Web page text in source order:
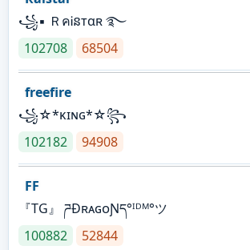
꧁▪ ＲคᎥនтαʀ ࿐
102708
68504
freefire
꧁☆*κɪɴɢ*☆꧂
102182
94908
FF
『TG』 ཌĐʀᴀɢᴏƝད°ᴵᴰᴹ°ツ
100882
52844